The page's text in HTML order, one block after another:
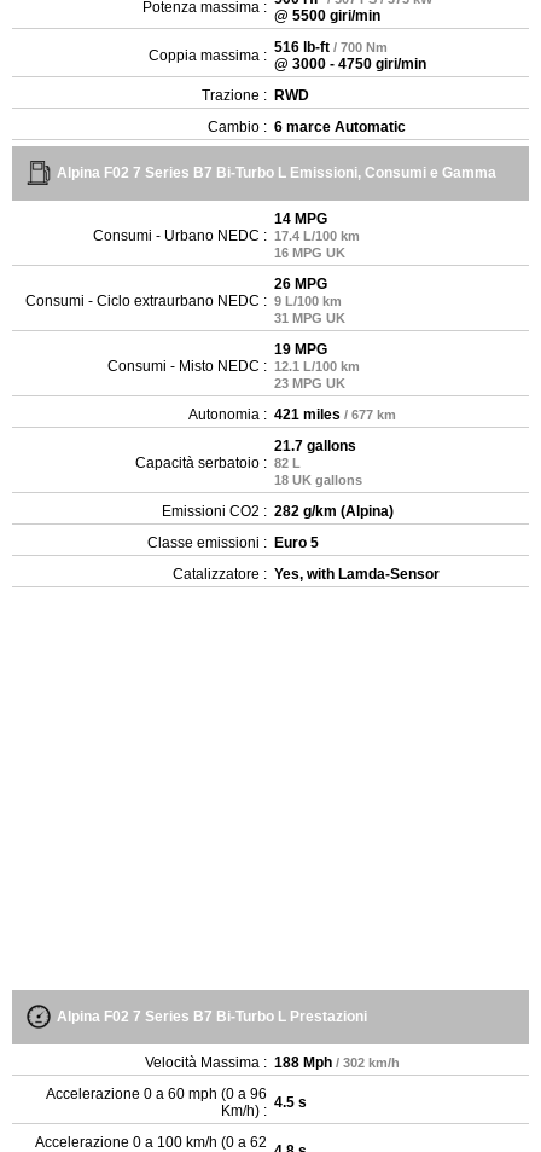
Potenza massima : @ 5500 giri/min
Coppia massima : 516 lb-ft / 700 Nm
@ 3000 - 4750 giri/min
Trazione : RWD
Cambio : 6 marce Automatic
Alpina F02 7 Series B7 Bi-Turbo L Emissioni, Consumi e Gamma
Consumi - Urbano NEDC :
14 MPG
17.4 L/100 km
16 MPG UK
Consumi - Ciclo extraurbano NEDC :
26 MPG
9 L/100 km
31 MPG UK
Consumi - Misto NEDC :
19 MPG
12.1 L/100 km
23 MPG UK
Autonomia : 421 miles / 677 km
Capacità serbatoio :
21.7 gallons
82 L
18 UK gallons
Emissioni CO2 : 282 g/km (Alpina)
Classe emissioni : Euro 5
Catalizzatore : Yes, with Lamda-Sensor
Alpina F02 7 Series B7 Bi-Turbo L Prestazioni
Velocità Massima : 188 Mph / 302 km/h
Accelerazione 0 a 60 mph (0 a 96
Km/h) : 4.5 s
Accelerazione 0 a 100 km/h (0 a 62